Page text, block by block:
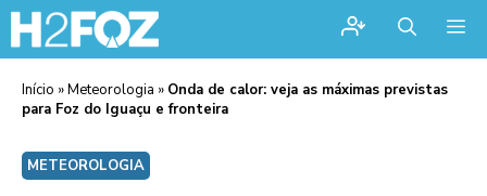
Início »Meteorologia » Onda de calor: veja as máximas previstas
para Foz do Iguaçu e fronteira
METEOROLOGIA